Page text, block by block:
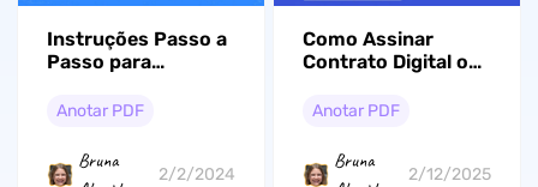
Instruções Passo a
Passo para
de Arquivos PDF
Facilidade
Anotar PDF
Bruna
2/2/2024
Como Assinar
Contrato Digital ou
Facilidade
Anotar PDF
Bruna
2/12/2025